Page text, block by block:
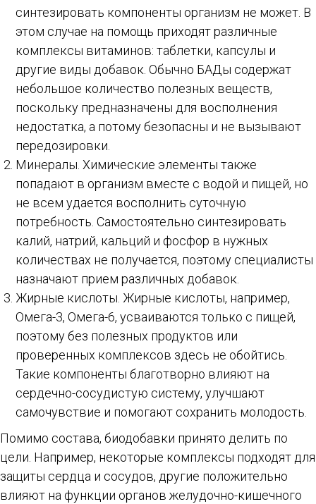
синтезировать компоненты организм не может. В
этом случае на помощь приходят различные
комплексы витаминов: таблетки, капсулы и
другие виды добавок. Обычно БАДы содержат
небольшое количество полезных веществ,
поскольку предназначены для восполнения
недостатка, а потому безопасны и не вызывают
передозировки.
Минералы. Химические элементы также
попадают в организм вместе с водой и пищей, но
не всем удается восполнить суточную
потребность. Самостоятельно синтезировать
калий, натрий, кальций и фосфор в нужных
количествах не получается, поэтому специалисты
назначают прием различных добавок.
Жирные кислоты. Жирные кислоты, например,
Омега-3, Омега-6, усваиваются только с пищей,
поэтому без полезных продуктов или
проверенных комплексов здесь не обойтись.
Такие компоненты благотворно влияют на
сердечно-сосудистую систему, улучшают
самочувствие и помогают сохранить молодость.
Помимо состава, биодобавки принято делить по
цели. Например, некоторые комплексы подходят для
защиты сердца и сосудов, другие положительно
влияют на функции органов желудочно-кишечного